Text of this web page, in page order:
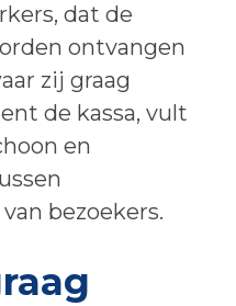
dat de
ontvangen
zij graag
de kassa, vult
en
bezoekers.